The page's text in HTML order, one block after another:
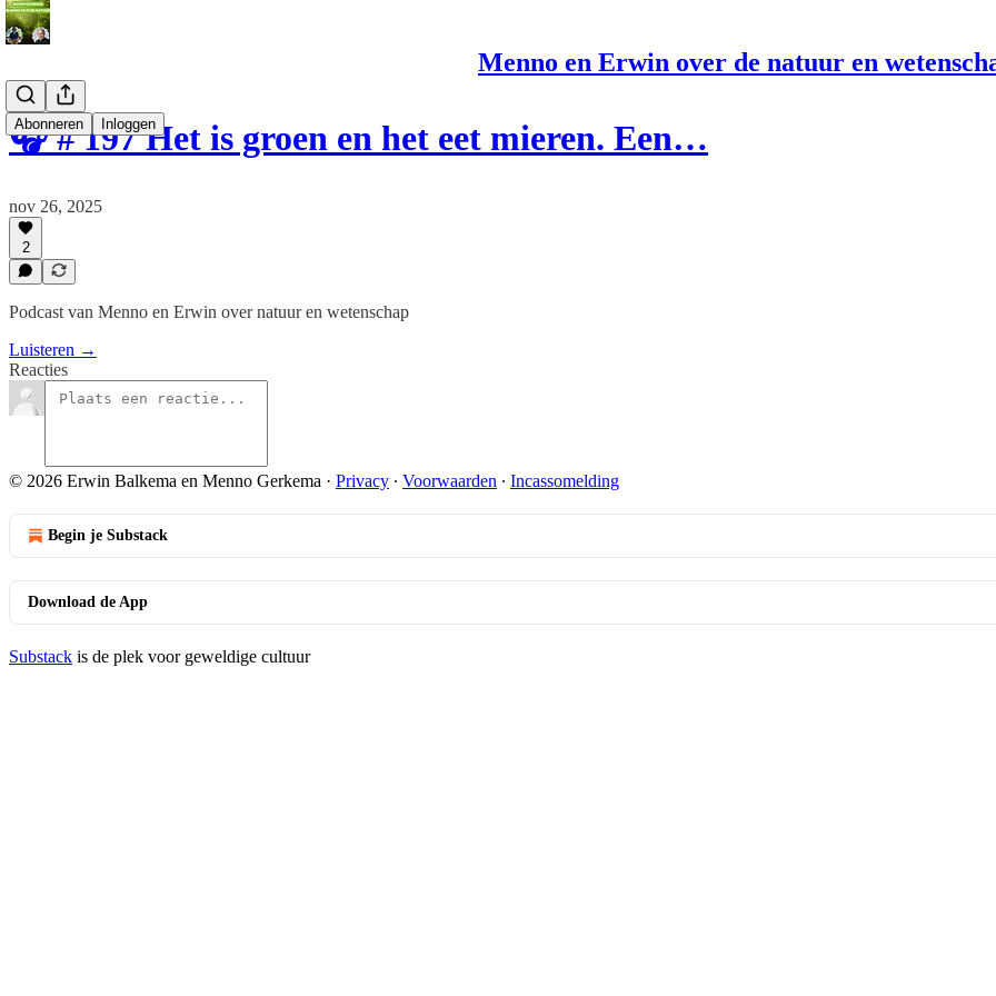
Menno en Erwin over de natuur en
Abonneren Inloggen
🎧 # 197 Het is groen en het eet mieren. Een…
nov 26, 2025
2
Podcast van Menno en Erwin over natuur en wetenschap
Luisteren →
Reacties
© 2026 Erwin Balkema en Menno Gerkema · Privacy ∙ Voorwaarden ∙ Incassomelding
Begin je Substack
Download de App
Substack is de plek voor geweldige cultuur